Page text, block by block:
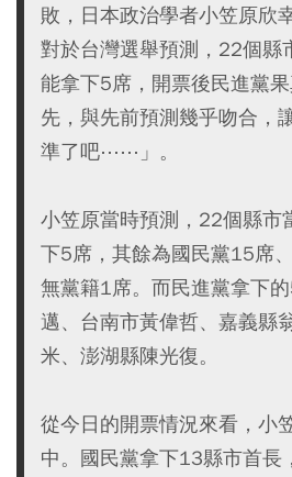
敗，日本政治學者小笠原欣
對於台灣選舉預測，22個縣
能拿下5席，開票後民進黨
先，與先前預測幾乎吻合，
準了吧⋯⋯」。
小笠原當時預測，22個縣市
下5席，其餘為國民黨15席
無黨籍1席。而民進黨拿下
邁、台南市黃偉哲、嘉義縣
米、澎湖縣陳光復。
從今日的開票情況來看，小
中。國民黨拿下13縣市首長